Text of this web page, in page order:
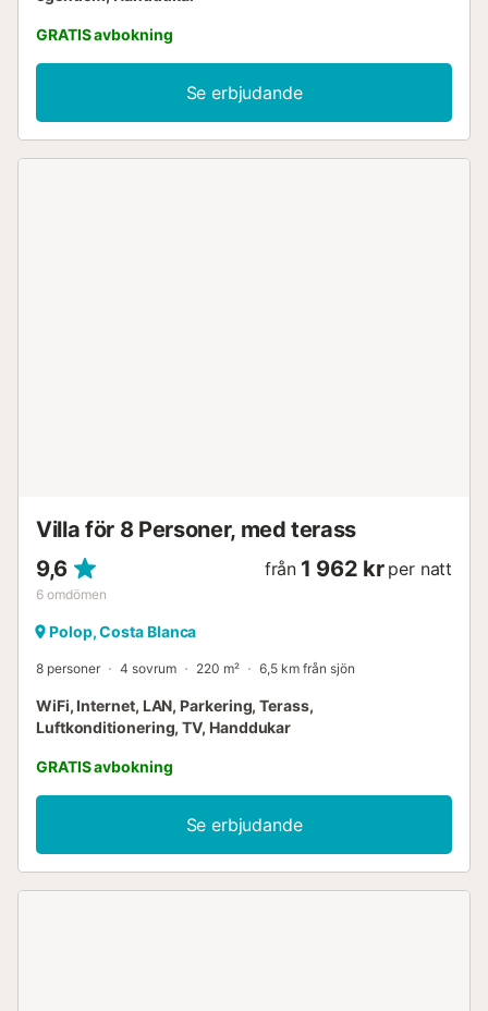
GRATIS avbokning
Se erbjudande
Villa för 8 Personer, med terass
9,6
6 omdömen
från 1 962 kr per natt
Polop, Costa Blanca
8 personer 4 sovrum 220 m² 6,5 km från sjön
WiFi, Internet, LAN, Parkering, Terass,
Luftkonditionering, TV, Handdukar
GRATIS avbokning
Se erbjudande